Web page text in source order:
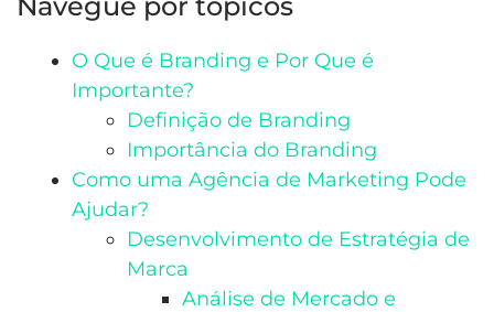
O Que é Branding e Por Que é
Importante?
Definição de Branding
Importância do Branding
Como uma Agência de Marketing Pode
Ajudar?
Desenvolvimento de Estratégia de
Marca
Análise de Mercado e